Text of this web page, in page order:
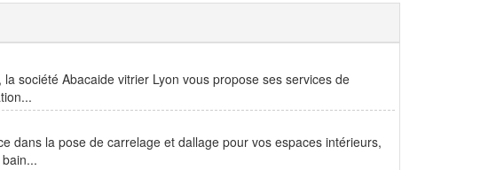
société Abacaide vitrier Lyon vous propose ses services de
dans la pose de carrelage et dallage pour vos espaces intérieurs,